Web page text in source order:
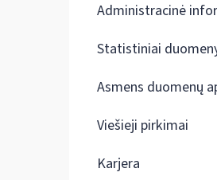
Administracinė
Statistiniai
Asmens duomenų
Viešieji pirkimai
Karjera